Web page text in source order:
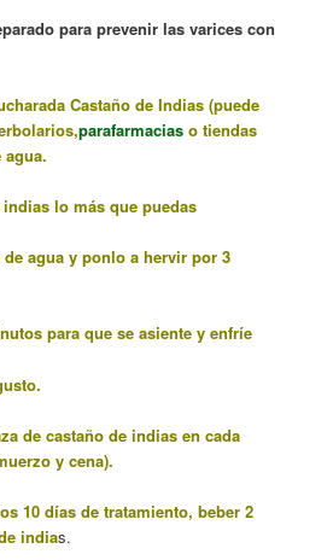
para prevenir las varices con
Castaño de Indias (puede
parafarmacias o tiendas
lo más que puedas
agua y ponlo a hervir por 3
para que se asiente y enfríe
de castaño de indias en cada
y cena).
10 días de tratamiento, beber 2
indias.